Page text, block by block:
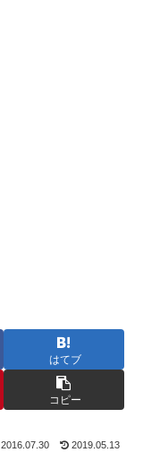
はてブ
コピー
2016.07.30 2019.05.13